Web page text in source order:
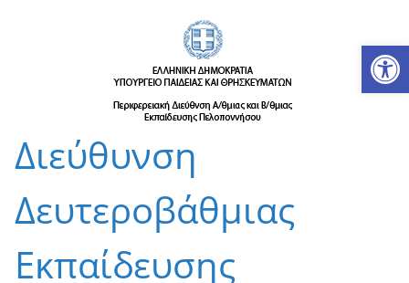
Διεύθυνση
Δευτεροβάθμιας
Εκπαίδευσης